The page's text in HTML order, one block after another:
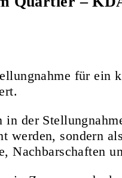
für ein
in der
werden, sondern
Nachbarschaften